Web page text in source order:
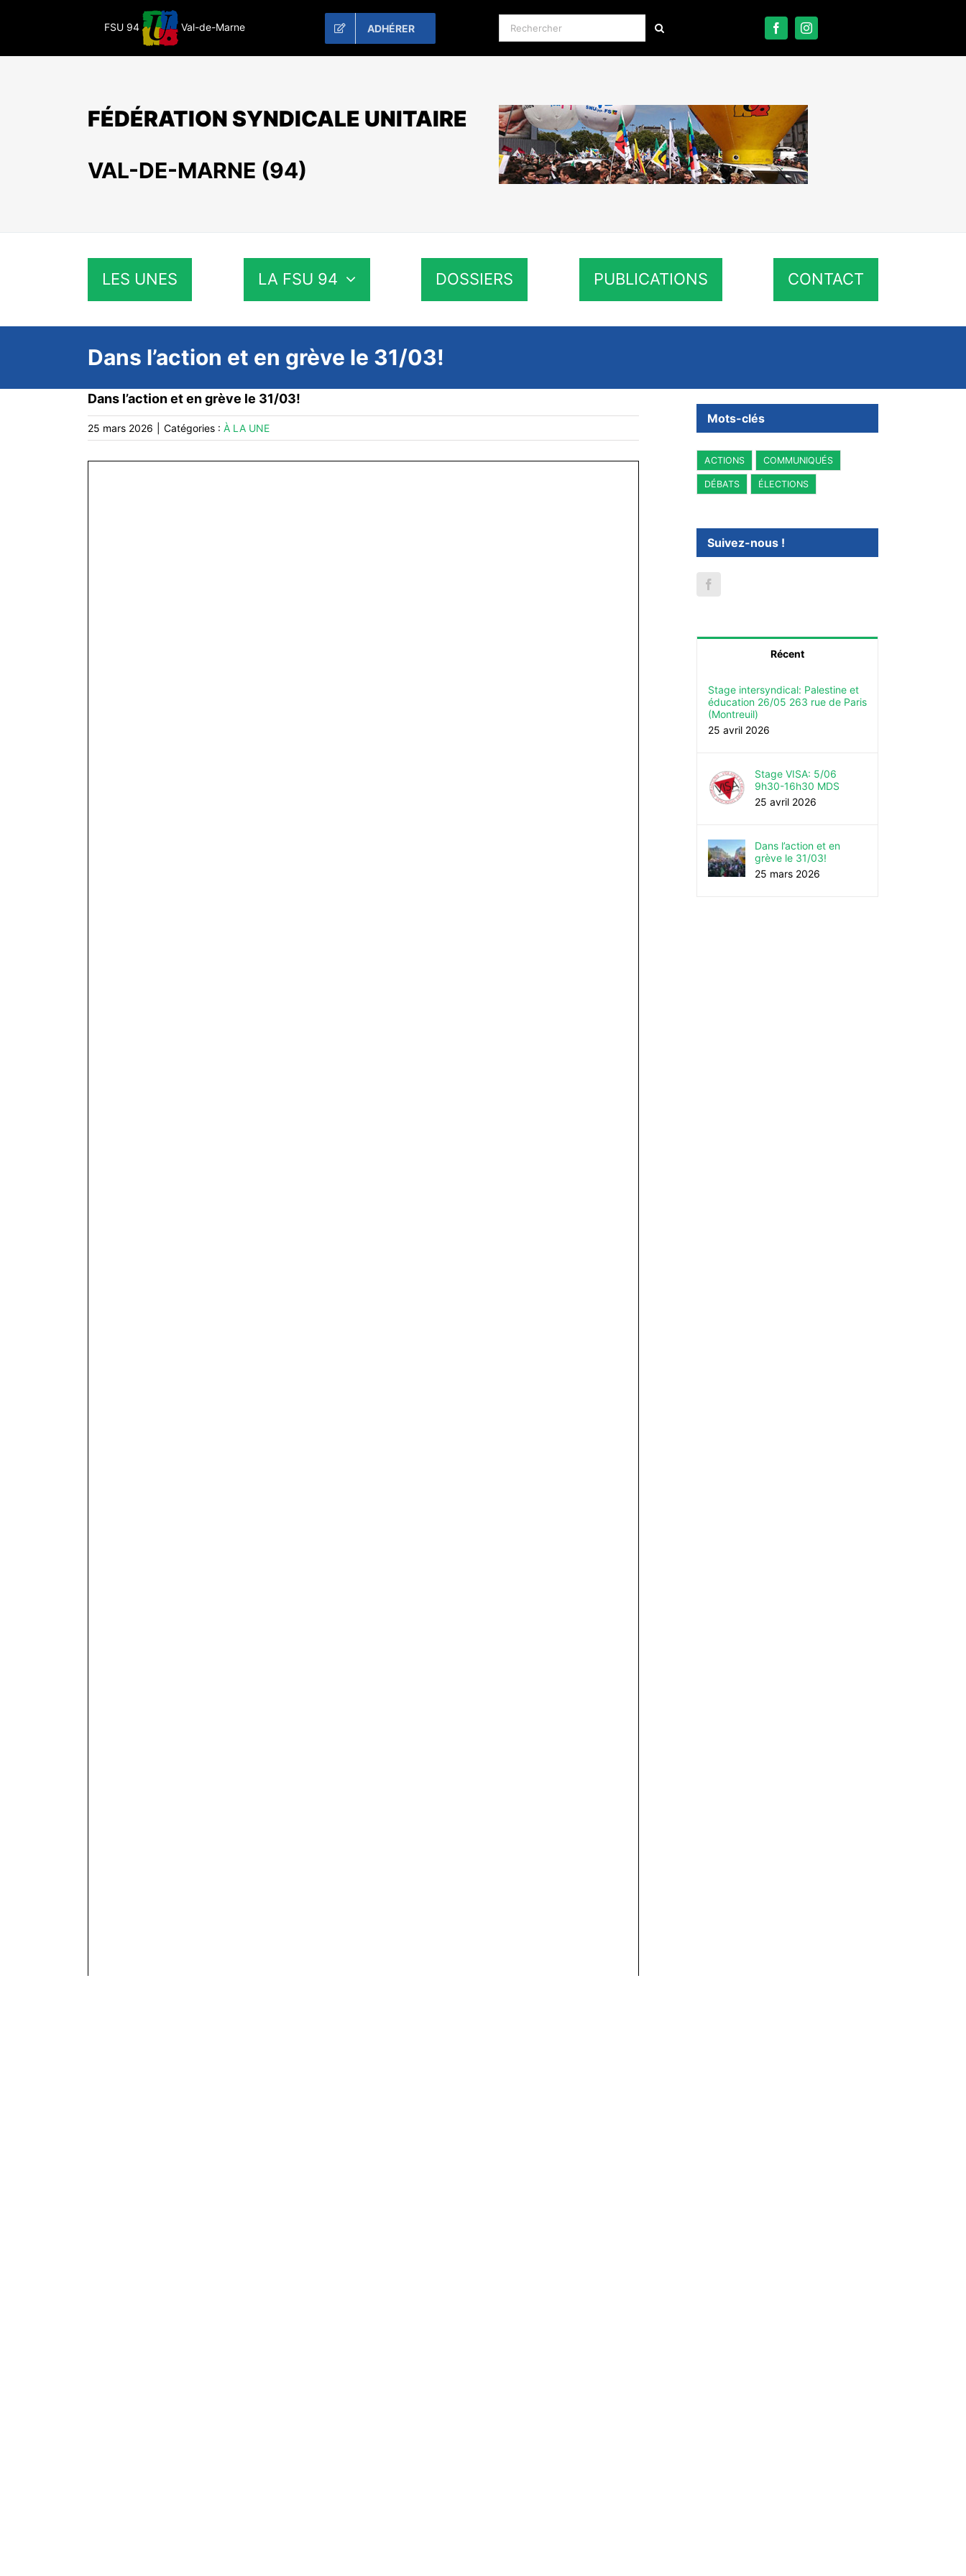
FSU 94 Val-de-Marne ADHÉRER Rechercher:
FÉDÉRATION SYNDICALE UNITAIRE
VAL-DE-MARNE (94)
LES UNES LA FSU 94 DOSSIERS PUBLICATIONS CONTACT
Dans l’action et en grève le 31/03!
Dans l’action et en grève le 31/03!
25 mars 2026 Catégories : À LA UNE
Mots-clés
ACTIONS COMMUNIQUÉS
DÉBATS ÉLECTIONS
Suivez-nous !
Récent
Stage intersyndical: Palestine et
éducation 26/05 263 rue de Paris
(Montreuil)
25 avril 2026
Stage VISA: 5/06
9h30-16h30 MDS
25 avril 2026
Dans l’action et en
grève le 31/03!
25 mars 2026